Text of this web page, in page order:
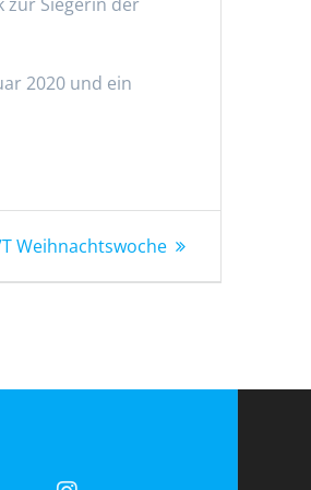
2020 und ein
Weihnachtswoche